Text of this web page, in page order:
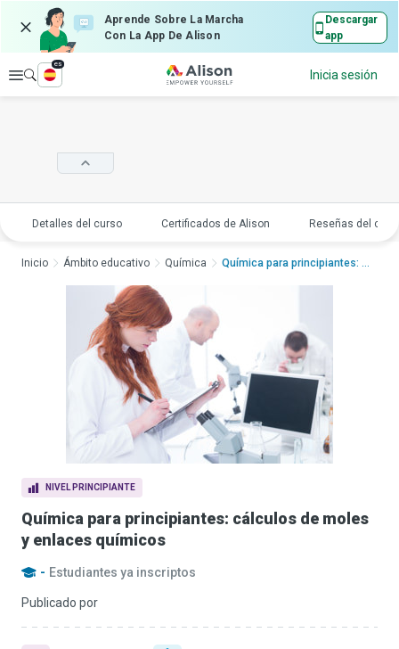
Aprende Sobre La Marcha
Con La App De Alison
Descargar
app
Explorar
es
Inicia sesión
Detalles del curso Certificados de Alison Reseñas del
NIVEL PRINCIPIANTE
Química para principiantes: cálculos de moles
y enlaces químicos
- Estudiantes ya inscriptos
Publicado por
Inicio Ámbito educativo Química Química para principiantes: c...